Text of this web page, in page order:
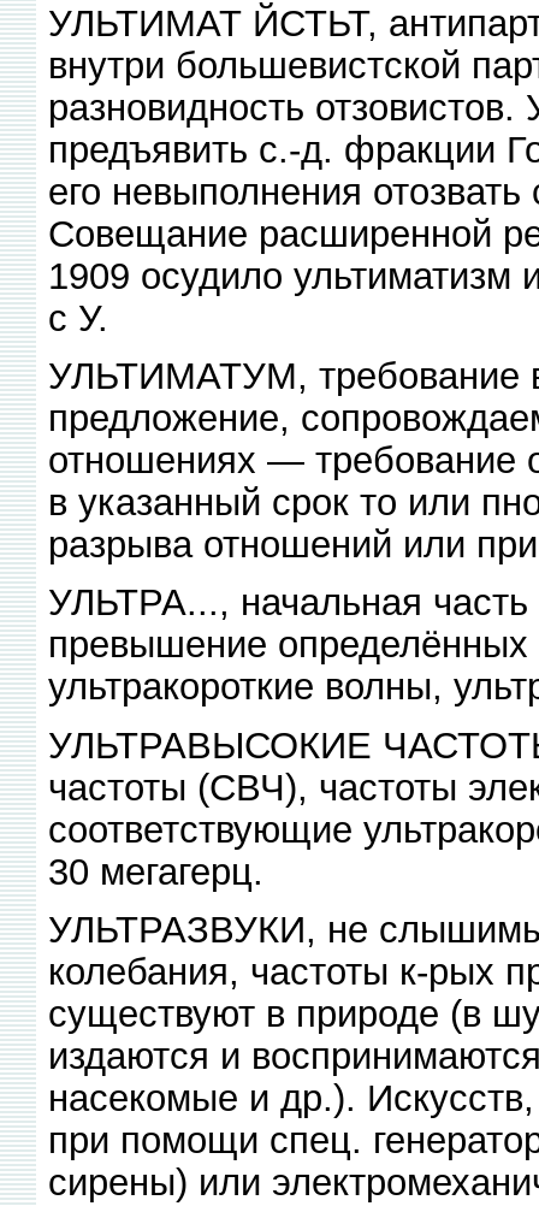
УЛЬТИМАТ ЙСТЬТ,
внутри большевистской
разновидность
предъявить с.-д. фракции
его невыполнения
Совещание расширенной
1909 осудило ультиматизм
с У.
УЛЬТИМАТУМ, требование
предложение,
отношениях — требование
в указанный срок то или
разрыва отношений или
УЛЬТРА..., начальная
превышение определённых
ультракороткие волны,
УЛЬТРАВЫСОКИЕ
частоты (СВЧ), частоты
соответствующие
30 мегагерц.
УЛЬТРАЗВУКИ, не
колебания, частоты к-рых
существуют в природе (в
издаются и
насекомые и др.).
при помощи спец.
сирены) или